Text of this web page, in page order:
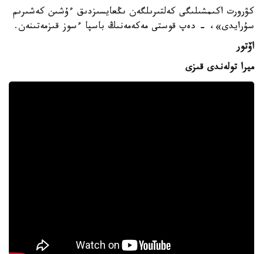
كۋرورت اكىمشىلىگى كەلتىرىلگەن ىڭعايسىزدىق ءۇشىن كەشىرىم
سۇرايدى»، - دەپ قوستى مەكەمەنىڭ باسپا ءسوز قىزمەتىنەن.
اۆتور
ميرا تولەندى قىزى